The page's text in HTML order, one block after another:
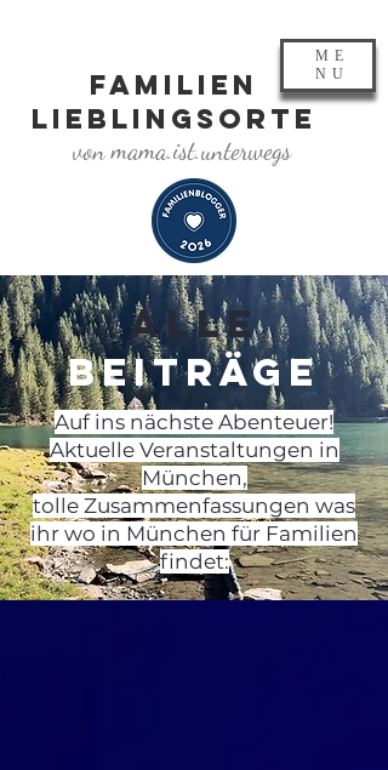
FAMILIEN
LIEBLINGSORTE
von mama.ist.unterwegs
ME
NU
ALLE
BEITRÄGE
Auf ins nächste Abenteuer!
Aktuelle Veranstaltungen in
München,
tolle Zusammenfassungen was
ihr wo in München für Familien
findet: